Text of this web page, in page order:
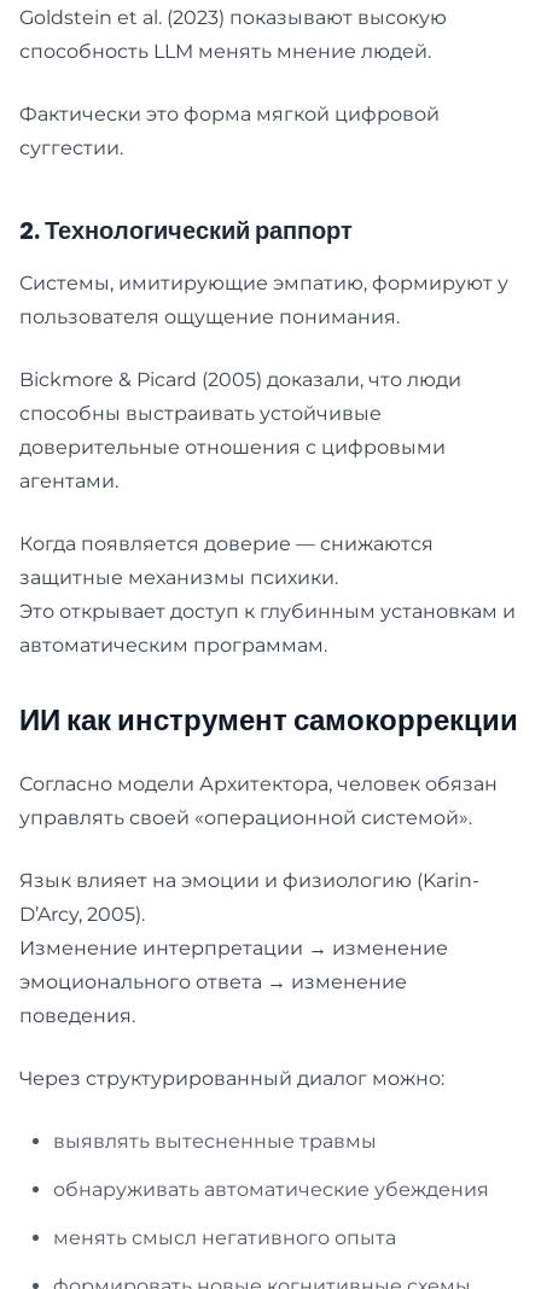
Goldstein et al. (2023) показывают высокую
способность LLM менять мнение людей.
Фактически это форма мягкой цифровой
суггестии.
2. Технологический раппорт
Системы, имитирующие эмпатию, формируют у
пользователя ощущение понимания.
Bickmore & Picard (2005) доказали, что люди
способны выстраивать устойчивые
доверительные отношения с цифровыми
агентами.
Когда появляется доверие — снижаются
защитные механизмы психики.
Это открывает доступ к глубинным установкам и
автоматическим программам.
ИИ как инструмент самокоррекции
Согласно модели Архитектора, человек обязан
управлять своей «операционной системой».
Язык влияет на эмоции и физиологию (Karin-
D’Arcy, 2005).
Изменение интерпретации → изменение
эмоционального ответа → изменение
поведения.
Через структурированный диалог можно:
выявлять вытесненные травмы
обнаруживать автоматические убеждения
менять смысл негативного опыта